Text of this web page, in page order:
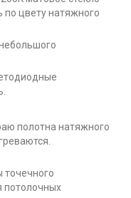
цвету натяжного
полотна натяжного
точечного
потолочных